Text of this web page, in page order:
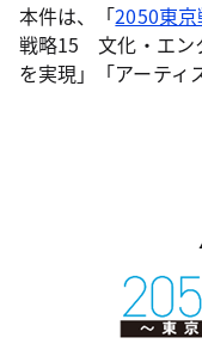
本件は、「2050東
戦略15 文化・エン
を実現」「アーティ